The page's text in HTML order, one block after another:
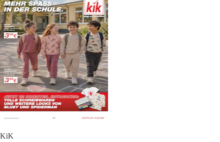
KiK